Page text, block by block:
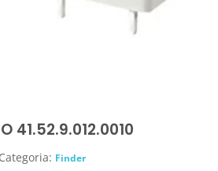
41.52.9.012.0010
Categoria: Finder